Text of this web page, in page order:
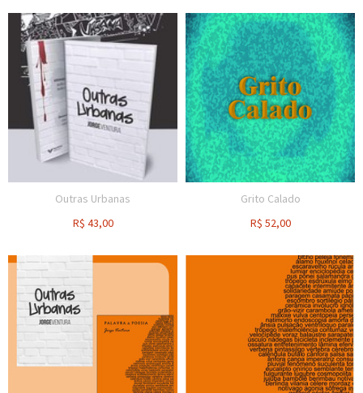
Outras Urbanas
R$ 43,00
Grito Calado
R$ 52,00